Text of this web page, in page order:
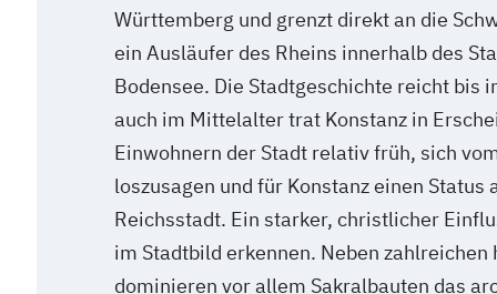
Württemberg und grenzt direkt an die
ein Ausläufer des Rheins innerhalb des
Bodensee. Die Stadtgeschichte reicht bis
auch im Mittelalter trat Konstanz in
Einwohnern der Stadt relativ früh, sich
loszusagen und für Konstanz einen Status
Reichsstadt. Ein starker, christlicher
im Stadtbild erkennen. Neben
dominieren vor allem Sakralbauten das